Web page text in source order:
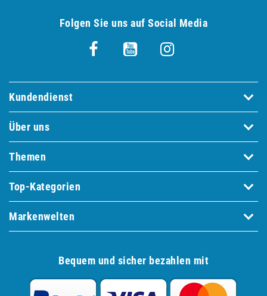
Folgen Sie uns auf Social Media
Kundendienst
Über uns
Themen
Top-Kategorien
Markenwelten
Bequem und sicher bezahlen mit